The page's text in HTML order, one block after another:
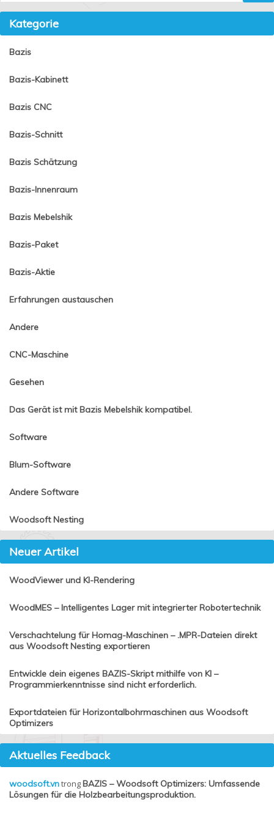
Kategorie
Bazis
Bazis-Kabinett
Bazis CNC
Bazis-Schnitt
Bazis Schätzung
Bazis-Innenraum
Bazis Mebelshik
Bazis-Paket
Bazis-Aktie
Erfahrungen austauschen
Andere
CNC-Maschine
Gesehen
Das Gerät ist mit Bazis Mebelshik kompatibel.
Software
Blum-Software
Andere Software
Woodsoft Nesting
Neuer Artikel
WoodViewer und KI-Rendering
WoodMES – Intelligentes Lager mit integrierter Robotertechnik
Verschachtelung für Homag-Maschinen – .MPR-Dateien direkt
aus Woodsoft Nesting exportieren
Entwickle dein eigenes BAZIS-Skript mithilfe von KI –
Programmierkenntnisse sind nicht erforderlich.
Exportdateien für Horizontalbohrmaschinen aus Woodsoft
Optimizers
Aktuelles Feedback
woodsoft.vntrongBAZIS – Woodsoft Optimizers: Umfassende
Lösungen für die Holzbearbeitungsproduktion.